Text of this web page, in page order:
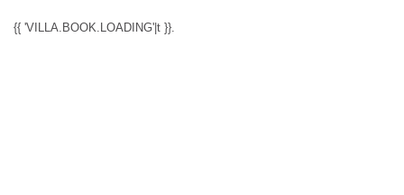
{{ 'VILLA.BOOK.LOADING'|t }}.